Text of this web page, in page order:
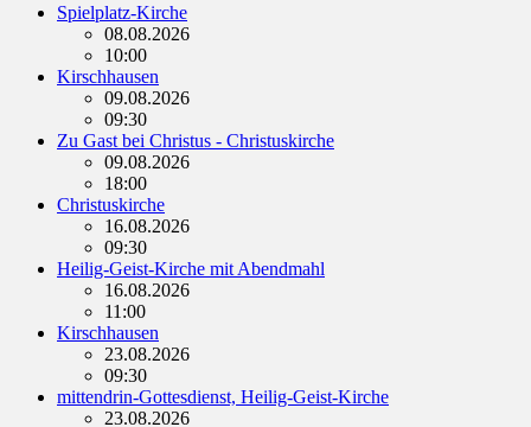
Spielplatz-Kirche
08.08.2026
10:00
Kirschhausen
09.08.2026
09:30
Zu Gast bei Christus - Christuskirche
09.08.2026
18:00
Christuskirche
16.08.2026
09:30
Heilig-Geist-Kirche mit Abendmahl
16.08.2026
11:00
Kirschhausen
23.08.2026
09:30
mittendrin-Gottesdienst, Heilig-Geist-Kirche
23.08.2026